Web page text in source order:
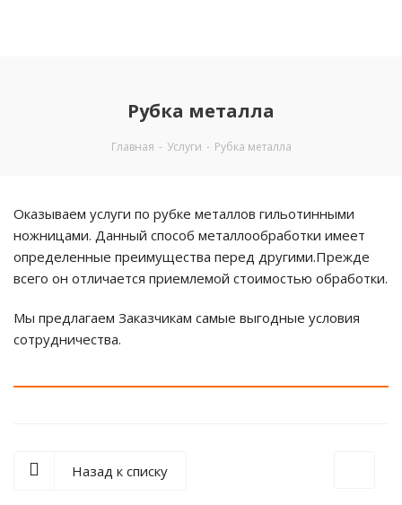
Рубка металла
Главная - Услуги - Рубка металла
Оказываем услуги по рубке металлов гильотинными
ножницами. Данный способ металлообработки имеет
определенные преимущества перед другими.Прежде
всего он отличается приемлемой стоимостью обработки.
Мы предлагаем Заказчикам самые выгодные условия
сотрудничества.
Назад к списку